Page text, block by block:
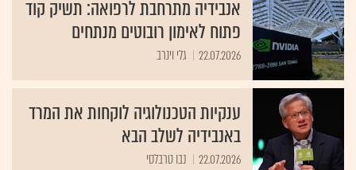
אנבידיה מתרחבת לרפואה: תשיק קוד
פתוח לאימון רובוטים מנתחים
22.07.2026 גלי וינרב
ענקיות הטכנולוגיה לוקחות את המרד
באנבידיה לשלב הבא
22.07.2026 נבו טרבלסי